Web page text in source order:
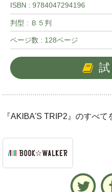
ISBN : 9784047294196
判型 : Ｂ５判
ページ数 : 128ページ
『AKIBA'S TRIP2』のすべて